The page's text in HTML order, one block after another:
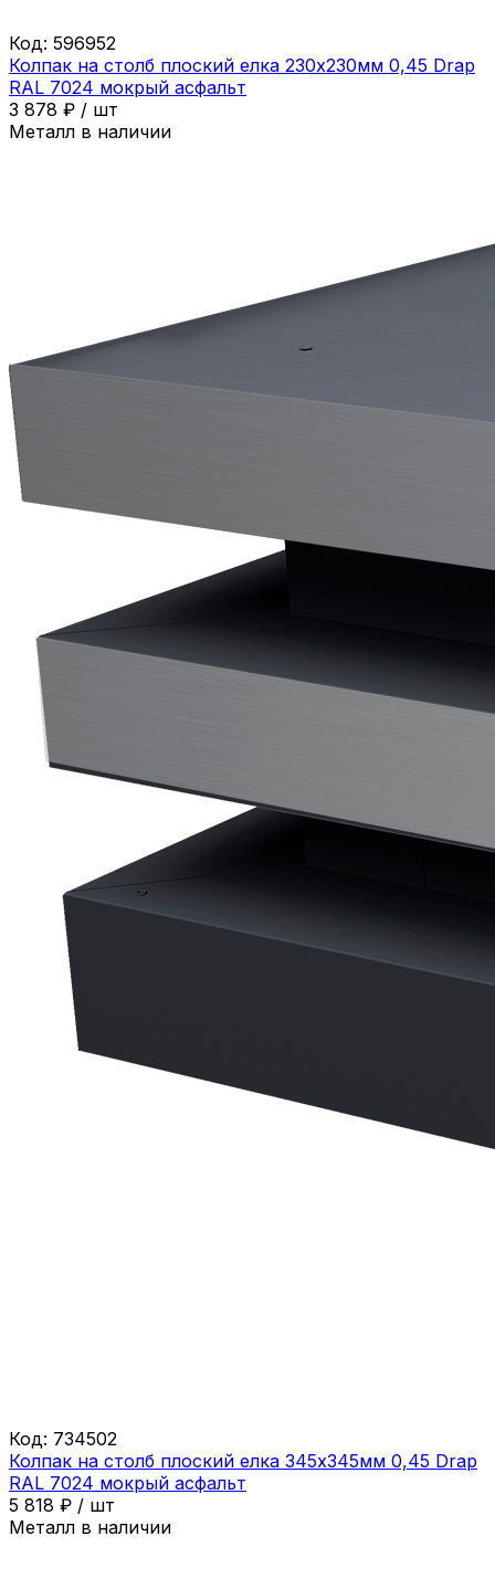
Код: 596952
Колпак на столб плоский елка 230х230мм 0,45 Drap
RAL 7024 мокрый асфальт
3 878 ₽ / шт
Металл в наличии
Код: 734502
Колпак на столб плоский елка 345х345мм 0,45 Drap
RAL 7024 мокрый асфальт
5 818 ₽ / шт
Металл в наличии